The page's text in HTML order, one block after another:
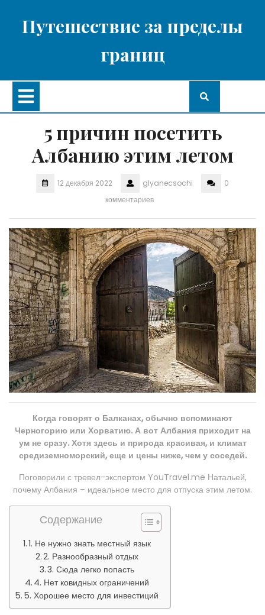
содержимому
Путешествие за пределы
границ
Открыть
5 причин посетить
Албанию этим летом
12 декабря 2022 glyanecsochi
0
комментариев
Когда говорят о Балканах, обычно вспоминают
Черногорию или Хорватию. А вот Албания приходит на
ум не сразу. Хотя здесь и природа красивая, и климат
средиземноморский, еще и цены ниже, чем у соседей.
Поговорили с тревел-экспертом YouTravel.me Натальей,
почему Албания – идеальное место для отпуска этим летом.
Содержание
1. Не нужно знать местный язык
2. Разнообразный отдых
3. Сюда легко попасть
4. Нет ковидных ограничений
5. Хорошее место для инвестиций